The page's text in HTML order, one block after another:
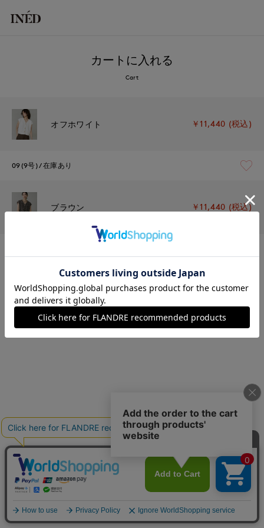
カートに入れる
Cart
オフホワイト ￥11,440 (税込)
09(9号) 在庫あり
ブラウン ￥11,440 (税込)